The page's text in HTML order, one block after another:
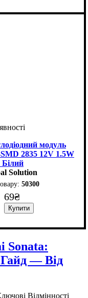
K
модуль
2835 12V 1.5W
Білий
Solution
50300
69₴
Sonata:
— Від
Відмінності